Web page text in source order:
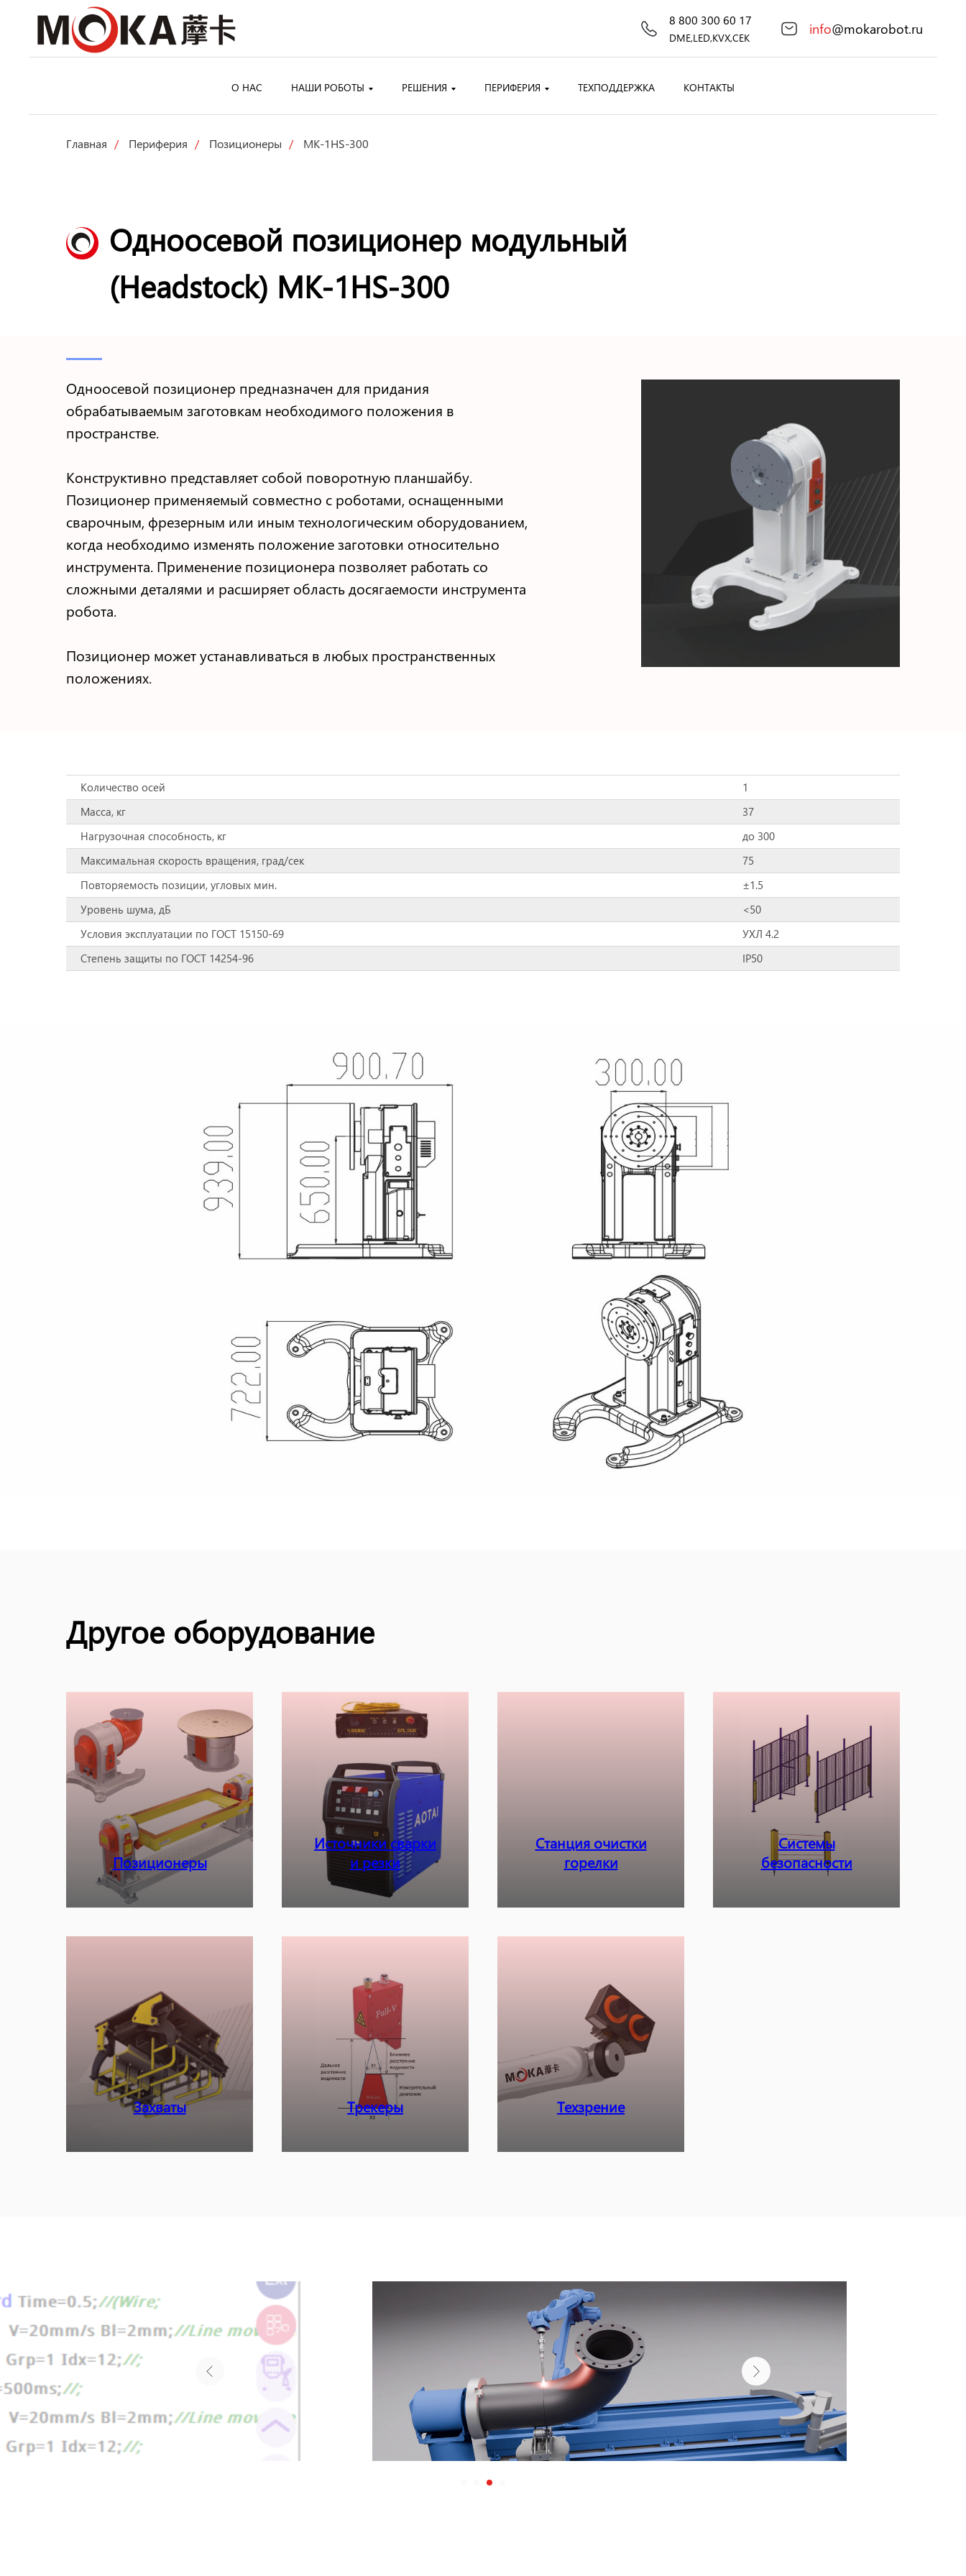
8 800 300 60 17
DME,LED,KVX,CEK
info@mokarobot.ru
О НАС НАШИ РОБОТЫ РЕШЕНИЯ ПЕРИФЕРИЯ ТЕХПОДДЕРЖКА КОНТАКТЫ
Главная / Периферия / Позиционеры / MK-1HS-300
Одноосевой позиционер модульный
(Headstock) MK-1HS-300
Одноосевой позиционер предназначен для придания
обрабатываемым заготовкам необходимого положения в
пространстве.
Конструктивно представляет собой поворотную планшайбу.
Позиционер применяемый совместно с роботами, оснащенными
сварочным, фрезерным или иным технологическим оборудованием,
когда необходимо изменять положение заготовки относительно
инструмента. Применение позиционера позволяет работать со
сложными деталями и расширяет область досягаемости инструмента
робота.
Позиционер может устанавливаться в любых пространственных
положениях.
Количество осей
1
Масса, кг
37
Нагрузочная способность, кг
до 300
Максимальная скорость вращения, град/сек
75
Повторяемость позиции, угловых мин.
±1.5
Уровень шума, дБ
<50
Условия эксплуатации по ГОСТ 15150-69
УХЛ 4.2
Степень защиты по ГОСТ 14254-96
IP50
Другое оборудование
Позиционеры
Источники сварки
и резки
Станция очистки
горелки
Системы
безопасности
Захваты Трекеры Техзрение